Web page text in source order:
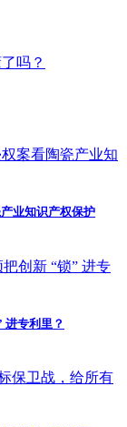
业知识产权保护
进专利里？